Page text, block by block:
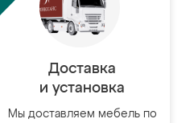
Доставка
и установка
Мы доставляем мебель по